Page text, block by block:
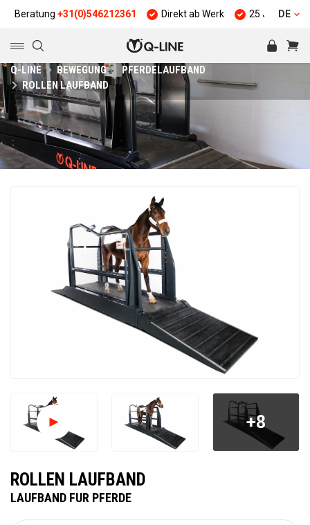
+31(0)546212361 Direkt ab Werk 25 Jahre Erfahrung
DE
Q-LINE BEWEGUNG
PFERDELAUFBAND
ROLLEN LAUFBAND
ROLLEN LAUFBAND
LAUFBAND FUR PFERDE
+8